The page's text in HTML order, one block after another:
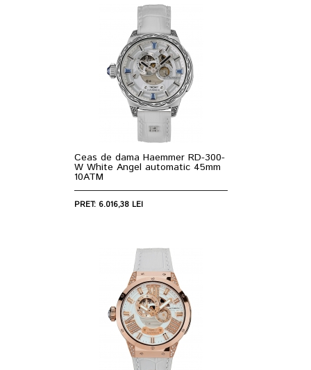
Ceas de dama Haemmer RD-300-
W White Angel automatic 45mm
10ATM
PRET: 6.016,38 LEI